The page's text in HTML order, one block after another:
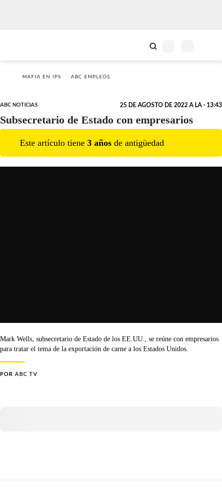
MAFIA EN IPS ABC EMPLEOS
ABC NOTICIAS 25 DE AGOSTO DE 2022 A LA - 13:43
Subsecretario de Estado con empresarios
Este artículo tiene 3 años de antigüedad
Mark Wells, subsecretario de Estado de los EE.UU., se reúne con empresarios
para tratar el tema de la exportación de carne a los Estados Unidos.
POR ABC TV